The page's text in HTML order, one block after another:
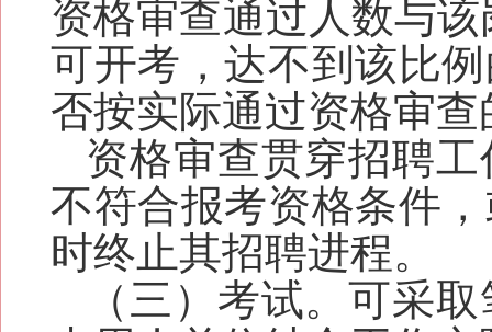
资格审查通过人数与
可开考，达不到该比
否按实际通过资格审
资格审查贯穿招聘
不符合报考资格条件
时终止其招聘进程。
（三） 考试。可采